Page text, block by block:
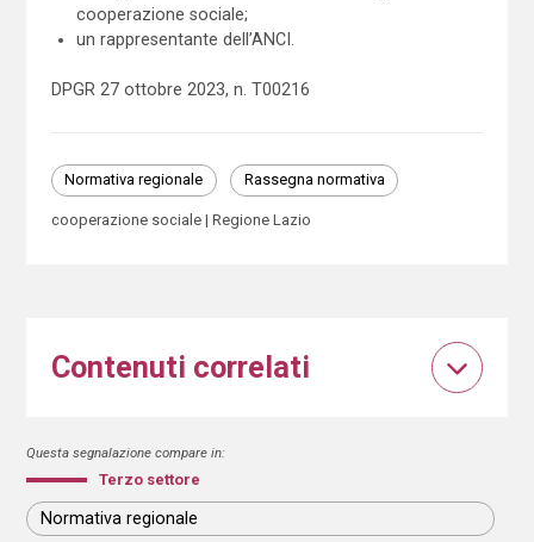
cooperazione sociale;
un rappresentante dell’ANCI.
DPGR 27 ottobre 2023, n. T00216
Normativa regionale Rassegna normativa
cooperazione sociale Regione Lazio
Contenuti correlati
Questa segnalazione compare in:
Terzo settore
Normativa regionale